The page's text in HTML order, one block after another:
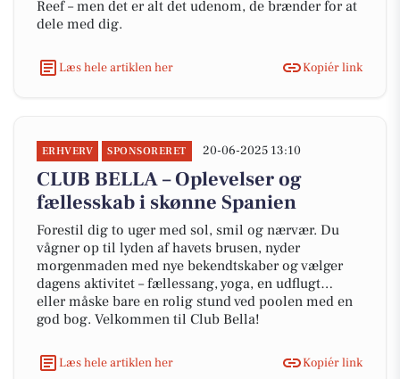
Reef – men det er alt det udenom, de brænder for at
dele med dig.
Læs hele artiklen her Kopiér link
ERHVERV SPONSORERET 20-06-2025 13:10
CLUB BELLA – Oplevelser og
fællesskab i skønne Spanien
Forestil dig to uger med sol, smil og nærvær. Du
vågner op til lyden af havets brusen, nyder
morgenmaden med nye bekendtskaber og vælger
dagens aktivitet – fællessang, yoga, en udflugt…
eller måske bare en rolig stund ved poolen med en
god bog. Velkommen til Club Bella!
Læs hele artiklen her Kopiér link